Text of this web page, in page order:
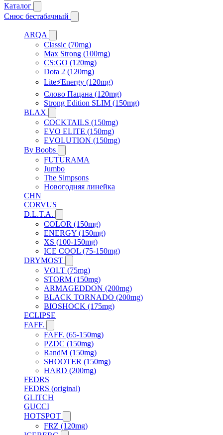
Каталог
Снюс бестабачный
ARQA
Classic (70mg)
Max Strong (100mg)
CS:GO (120mg)
Dota 2 (120mg)
Lite⚡Energy (120mg)
Слово Пацана (120mg)
Strong Edition SLIM (150mg)
BLAX
COCKTAILS (150mg)
EVO ELITE (150mg)
EVOLUTION (150mg)
By Boobs
FUTURAMA
Jumbo
The Simpsons
Новогодняя линейка
CHN
CORVUS
D.L.T.A.
COLOR (150mg)
ENERGY (150mg)
XS (100-150mg)
ICE COOL (75-150mg)
DRYMOST
VOLT (75mg)
STORM (150mg)
ARMAGEDDON (200mg)
BLACK TORNADO (200mg)
BIOSHOCK (175mg)
ECLIPSE
FAFF.
FAFF. (65-150mg)
PZDC (150mg)
RandM (150mg)
SHOOTER (150mg)
HARD (200mg)
FEDRS
FEDRS (original)
GLITCH
GUCCI
HOTSPOT
FRZ (120mg)